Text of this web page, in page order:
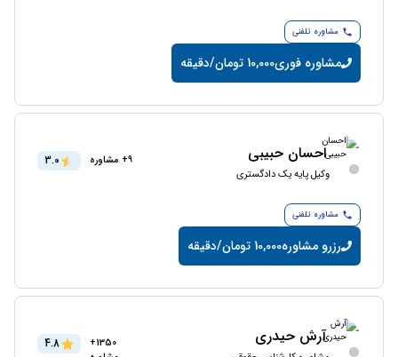
مشاوره تلفنی
مشاوره فوری10,000 تومان/دقیقه
احسان حبیبی
وکیل پایه یک دادگستری
9+ مشاوره 3.0
مشاوره تلفنی
رزرو مشاوره10,000 تومان/دقیقه
آرش حیدری
1350+
4.8